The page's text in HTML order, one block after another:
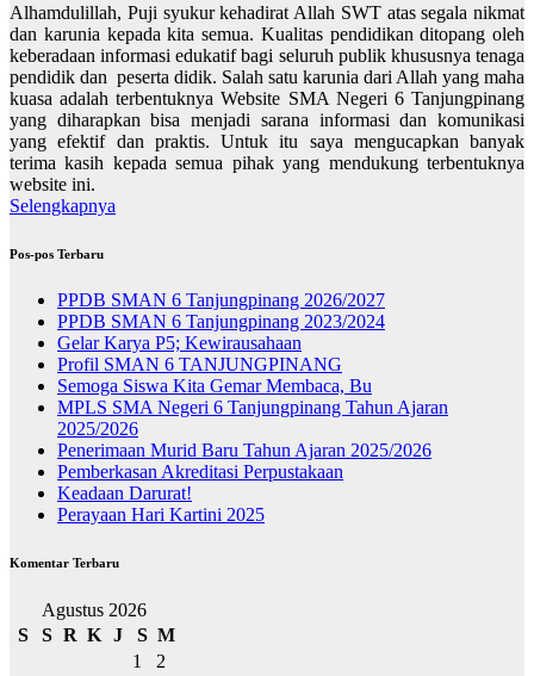
Alhamdulillah, Puji syukur kehadirat Allah SWT atas segala nikmat
dan karunia kepada kita semua. Kualitas pendidikan ditopang oleh
keberadaan informasi edukatif bagi seluruh publik khususnya tenaga
pendidik dan peserta didik. Salah satu karunia dari Allah yang maha
kuasa adalah terbentuknya Website SMA Negeri 6 Tanjungpinang
yang diharapkan bisa menjadi sarana informasi dan komunikasi
yang efektif dan praktis. Untuk itu saya mengucapkan banyak
terima kasih kepada semua pihak yang mendukung terbentuknya
website ini.
Selengkapnya
Pos-pos Terbaru
PPDB SMAN 6 Tanjungpinang 2026/2027
PPDB SMAN 6 Tanjungpinang 2023/2024
Gelar Karya P5; Kewirausahaan
Profil SMAN 6 TANJUNGPINANG
Semoga Siswa Kita Gemar Membaca, Bu
MPLS SMA Negeri 6 Tanjungpinang Tahun Ajaran
2025/2026
Penerimaan Murid Baru Tahun Ajaran 2025/2026
Pemberkasan Akreditasi Perpustakaan
Keadaan Darurat!
Perayaan Hari Kartini 2025
Komentar Terbaru
Agustus 2026
S
S R K J S M
1
2